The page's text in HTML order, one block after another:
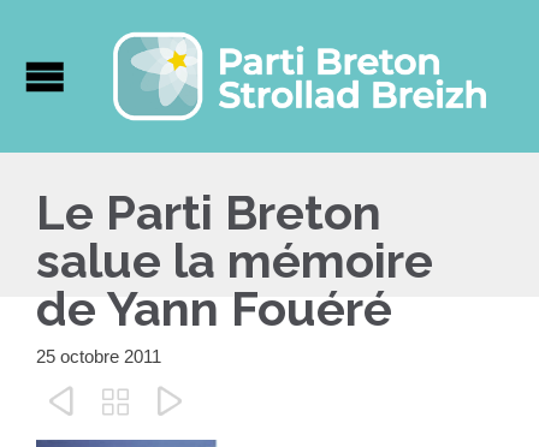
Le Parti Breton
salue la mémoire
de Yann Fouéré
  
25 octobre 2011